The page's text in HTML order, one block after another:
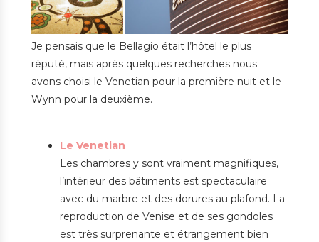
Je pensais que le Bellagio était l’hôtel le plus
réputé, mais après quelques recherches nous
avons choisi le Venetian pour la première nuit et le
Wynn pour la deuxième.
Le Venetian
Les chambres y sont vraiment magnifiques,
l’intérieur des bâtiments est spectaculaire
avec du marbre et des dorures au plafond. La
reproduction de Venise et de ses gondoles
est très surprenante et étrangement bien